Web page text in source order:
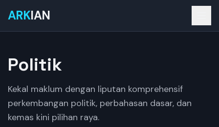
ARKIAN
Politik
Kekal maklum dengan liputan komprehensif
perkembangan politik, perbahasan dasar, dan
kemas kini pilihan raya.